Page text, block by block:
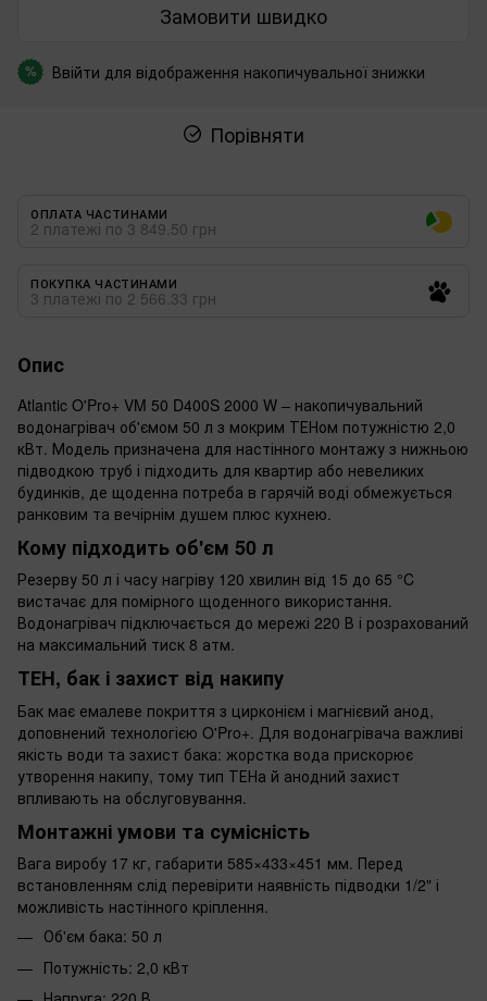
Замовити швидко
% Ввійти для відображення накопичувальної знижки
Порівняти
ОПЛАТА ЧАСТИНАМИ
2 платежі по 3 849.50 грн
ПОКУПКА ЧАСТИНАМИ
3 платежі по 2 566.33 грн
Опис
Atlantic O'Pro+ VM 50 D400S 2000 W – накопичувальний
водонагрівач об'ємом 50 л з мокрим ТЕНом потужністю 2,0
кВт. Модель призначена для настінного монтажу з нижньою
підводкою труб і підходить для квартир або невеликих
будинків, де щоденна потреба в гарячій воді обмежується
ранковим та вечірнім душем плюс кухнею.
Кому підходить об'єм 50 л
Резерву 50 л і часу нагріву 120 хвилин від 15 до 65 °C
вистачає для помірного щоденного використання.
Водонагрівач підключається до мережі 220 В і розрахований
на максимальний тиск 8 атм.
ТЕН, бак і захист від накипу
Бак має емалеве покриття з цирконієм і магнієвий анод,
доповнений технологією O'Pro+. Для водонагрівача важливі
якість води та захист бака: жорстка вода прискорює
утворення накипу, тому тип ТЕНа й анодний захист
впливають на обслуговування.
Монтажні умови та сумісність
Вага виробу 17 кг, габарити 585×433×451 мм. Перед
встановленням слід перевірити наявність підводки 1/2" і
можливість настінного кріплення.
Об'єм бака: 50 л
Потужність: 2,0 кВт